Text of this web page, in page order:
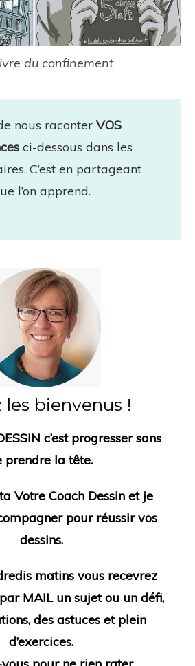
du confinement
nous raconter VOS
ci-dessous dans les
C’est en partageant
l’on apprend.
les bienvenus !
c’est progresser sans
prendre la tête.
Votre Coach Dessin et je
pour réussir vos
dessins.
matins vous recevrez
par MAILun sujet ou un défi,
des astuces et plein
d’exercices.